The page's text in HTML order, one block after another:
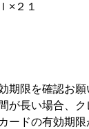
×２１
限を確認お願
長い場合、ク
ードの有効期